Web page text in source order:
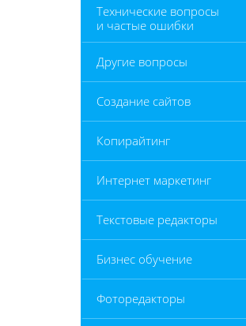
Технические вопросы
и частые ошибки
Другие вопросы
Создание сайтов
Копирайтинг
Интернет маркетинг
Текстовые редакторы
Бизнес обучение
Фоторедакторы